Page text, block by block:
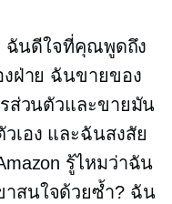
นดีใจที่คุณพูดถึง
งฝ่าย ฉันขายของ
รส่วนตัวและขายมัน
เอง และฉันสงสัย
รู้ไหมว่าฉัน
าสนใจด้วยซ้ำ? ฉัน